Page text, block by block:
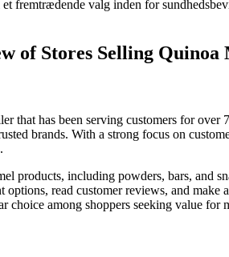
fremtrædende valg inden for
of Stores Selling
that has been serving customers for
brands. With a strong focus on
products, including powders, bars, and
read customer reviews, and
choice among shoppers seeking value for